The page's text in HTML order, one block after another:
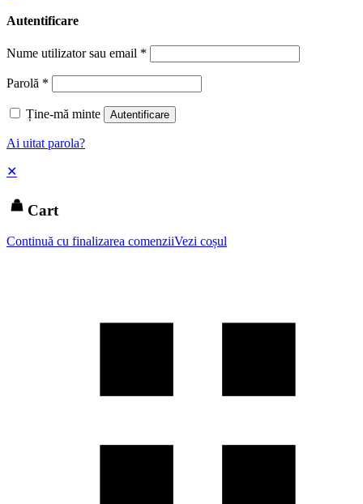
Autentificare
Nume utilizator sau email *
Parolă *
Ține-mă minte Autentificare
Ai uitat parola?
✕
Cart
Continuă cu finalizarea comenziiVezi coșul